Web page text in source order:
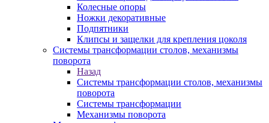
Колесные опоры
Ножки декоративные
Подпятники
Клипсы и защелки для крепления цоколя
Системы трансформации столов, механизмы
поворота
Назад
Системы трансформации столов, механизмы
поворота
Системы трансформации
Механизмы поворота